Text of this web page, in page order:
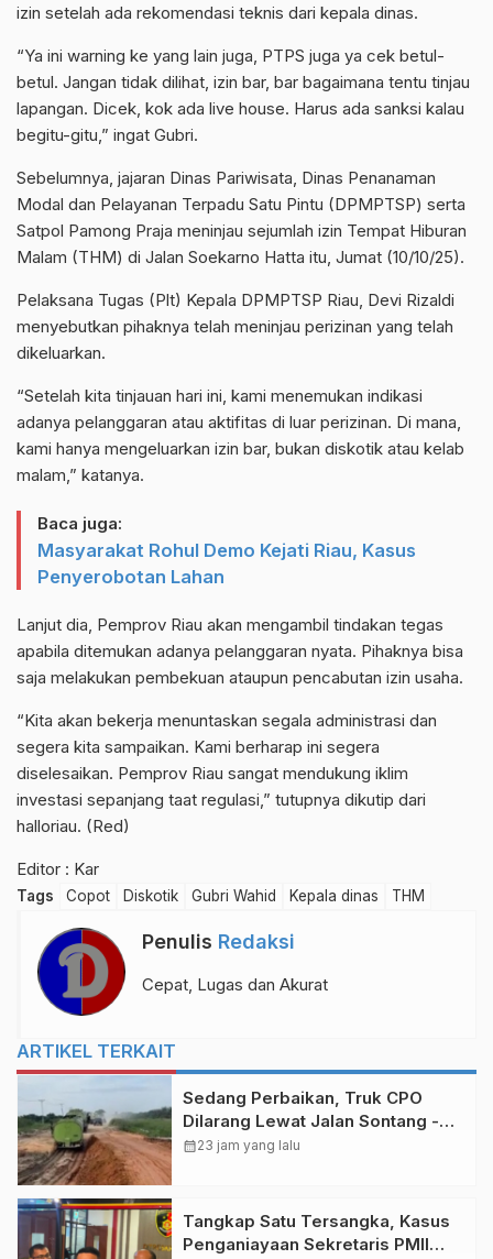
izin setelah ada rekomendasi teknis dari kepala dinas.
“Ya ini warning ke yang lain juga, PTPS juga ya cek betul-
betul. Jangan tidak dilihat, izin bar, bar bagaimana tentu tinjau
lapangan. Dicek, kok ada live house. Harus ada sanksi kalau
begitu-gitu,” ingat Gubri.
Sebelumnya, jajaran Dinas Pariwisata, Dinas Penanaman
Modal dan Pelayanan Terpadu Satu Pintu (DPMPTSP) serta
Satpol Pamong Praja meninjau sejumlah izin Tempat Hiburan
Malam (THM) di Jalan Soekarno Hatta itu, Jumat (10/10/25).
Pelaksana Tugas (Plt) Kepala DPMPTSP Riau, Devi Rizaldi
menyebutkan pihaknya telah meninjau perizinan yang telah
dikeluarkan.
“Setelah kita tinjauan hari ini, kami menemukan indikasi
adanya pelanggaran atau aktifitas di luar perizinan. Di mana,
kami hanya mengeluarkan izin bar, bukan diskotik atau kelab
malam,” katanya.
Baca juga:
Masyarakat Rohul Demo Kejati Riau, Kasus
Penyerobotan Lahan
Lanjut dia, Pemprov Riau akan mengambil tindakan tegas
apabila ditemukan adanya pelanggaran nyata. Pihaknya bisa
saja melakukan pembekuan ataupun pencabutan izin usaha.
“Kita akan bekerja menuntaskan segala administrasi dan
segera kita sampaikan. Kami berharap ini segera
diselesaikan. Pemprov Riau sangat mendukung iklim
investasi sepanjang taat regulasi,” tutupnya dikutip dari
halloriau. (Red)
Editor : Kar
Tags Copot Diskotik Gubri Wahid Kepala dinas THM
Penulis Redaksi
Cepat, Lugas dan Akurat
ARTIKEL TERKAIT
Sedang Perbaikan, Truk CPO
Dilarang Lewat Jalan Sontang -
Duri
calendar_month23 jam yang lalu
Tangkap Satu Tersangka, Kasus
Penganiayaan Sekretaris PMII